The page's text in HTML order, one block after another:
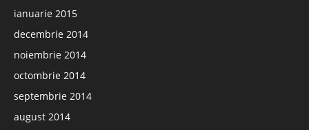
ianuarie 2015
decembrie 2014
noiembrie 2014
octombrie 2014
septembrie 2014
august 2014